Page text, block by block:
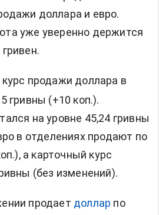
доллара и евро.
уже уверенно держится
продажи доллара в
гривны (+10 коп.).
на уровне 45,24 гривны
в отделениях продают по
а карточный курс
(без изменений).
продает доллар по